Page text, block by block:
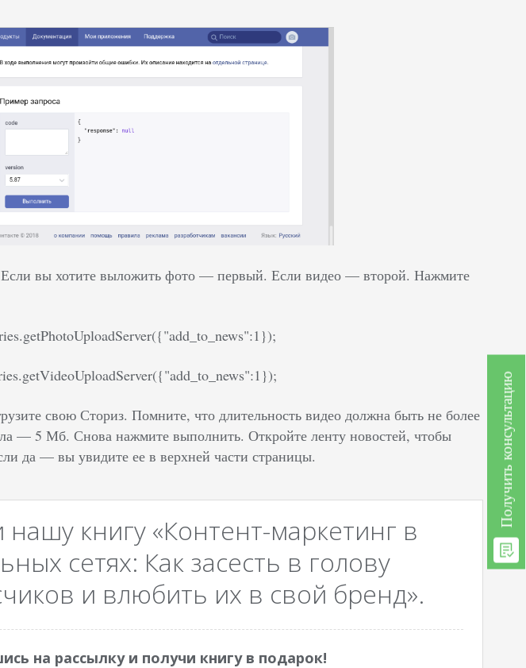
вы хотите выложить фото –– первый. Если видео –– второй. Нажмите
свою Сториз. Помните, что длительность видео должна быть не более
–– 5 Мб. Снова нажмите выполнить. Откройте ленту новостей, чтобы
да –– вы увидите ее в верхней части страницы.
нашу книгу «Контент-маркетинг в
сетях: Как засесть в голову
и влюбить их в свой бренд».
на рассылку и получи книгу в подарок!
Получить консультацию